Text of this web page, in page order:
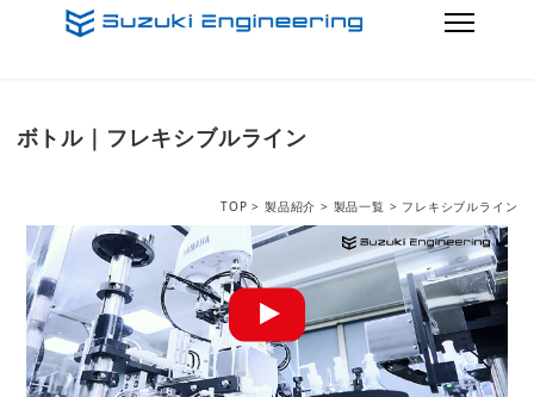
ボトル｜フレキシブルライン
TOP >製品紹介 > 製品一覧 > フレキシブルライン